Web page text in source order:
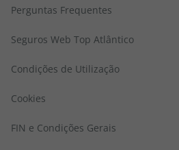
Perguntas Frequentes
Seguros Web Top Atlântico
Condições de Utilização
Cookies
FIN e Condições Gerais